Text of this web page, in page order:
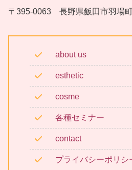
〒395-0063 長野県飯田市羽場
about us
esthetic
cosme
各種セミナー
contact
プライバシーポリシ